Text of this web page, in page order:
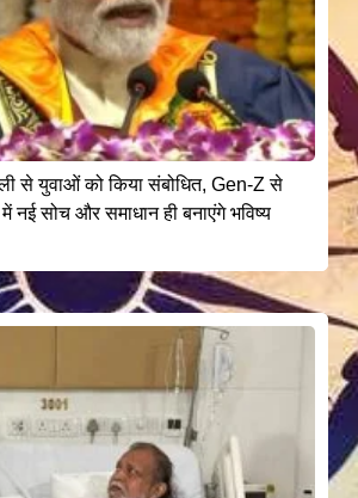
से युवाओं को किया संबोधित, Gen-Z से
नई सोच और समाधान ही बनाएंगे भविष्य